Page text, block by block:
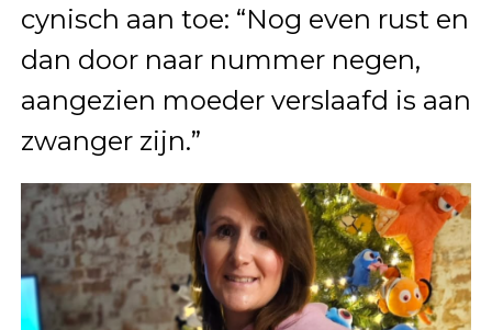
cynisch aan toe: “Nog even rust en
dan door naar nummer negen,
aangezien moeder verslaafd is aan
zwanger zijn.”